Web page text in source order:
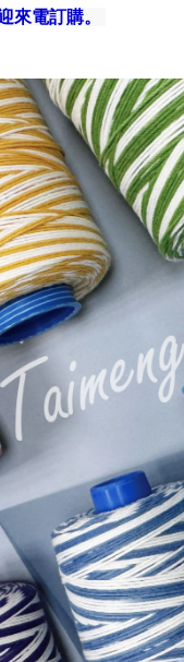
來電訂購。